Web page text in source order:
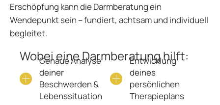
Erschöpfung kann die Darmberatung ein
Wendepunkt sein – fundiert, achtsam und individuell
begleitet.
Wobei eine Darmberatung hilft:
Genaue Analyse
deiner
Beschwerden &
Lebenssituation
Entwicklung
deines
persönlichen
Therapieplans